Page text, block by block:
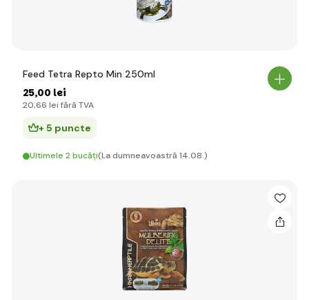
Feed Tetra Repto Min 250ml
25,00 lei
20,66 lei fără TVA
+ 5 puncte
Ultimele 2 bucăți(La dumneavoastră 14.08.)